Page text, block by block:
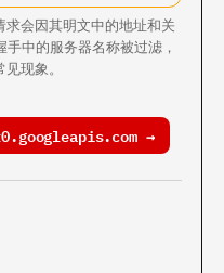
会因其明文中的地址和关
中的服务器名称被过滤，
现象。
→